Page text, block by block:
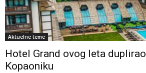
Aktuelne teme
Hotel Grand ovog leta
Kopaoniku